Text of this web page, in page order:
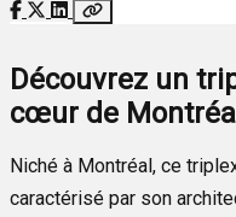
Découvrez un
cœur de Montréal
Niché à Montréal, ce
caractérisé par son